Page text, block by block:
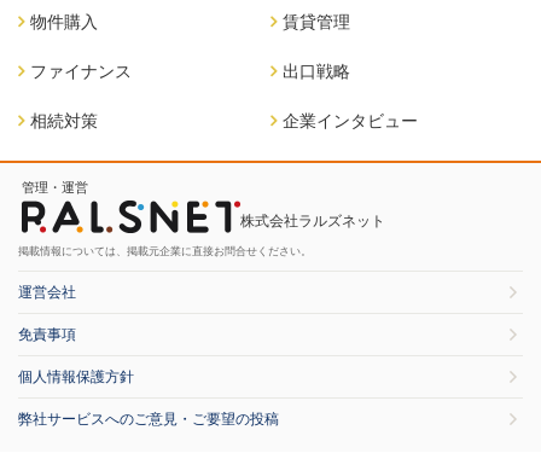
物件購入 賃貸管理
ファイナンス 出口戦略
相続対策 企業インタビュー
管理・運営
株式会社ラルズネット
掲載情報については、掲載元企業に直接お問合せください。
運営会社
免責事項
個人情報保護方針
弊社サービスへのご意見・ご要望の投稿